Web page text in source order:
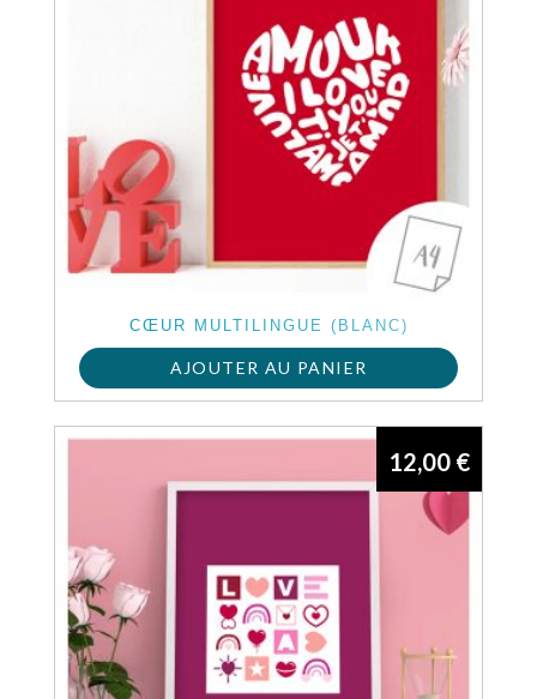
CŒUR MULTILINGUE (BLANC)
AJOUTER AU PANIER
12,00 €